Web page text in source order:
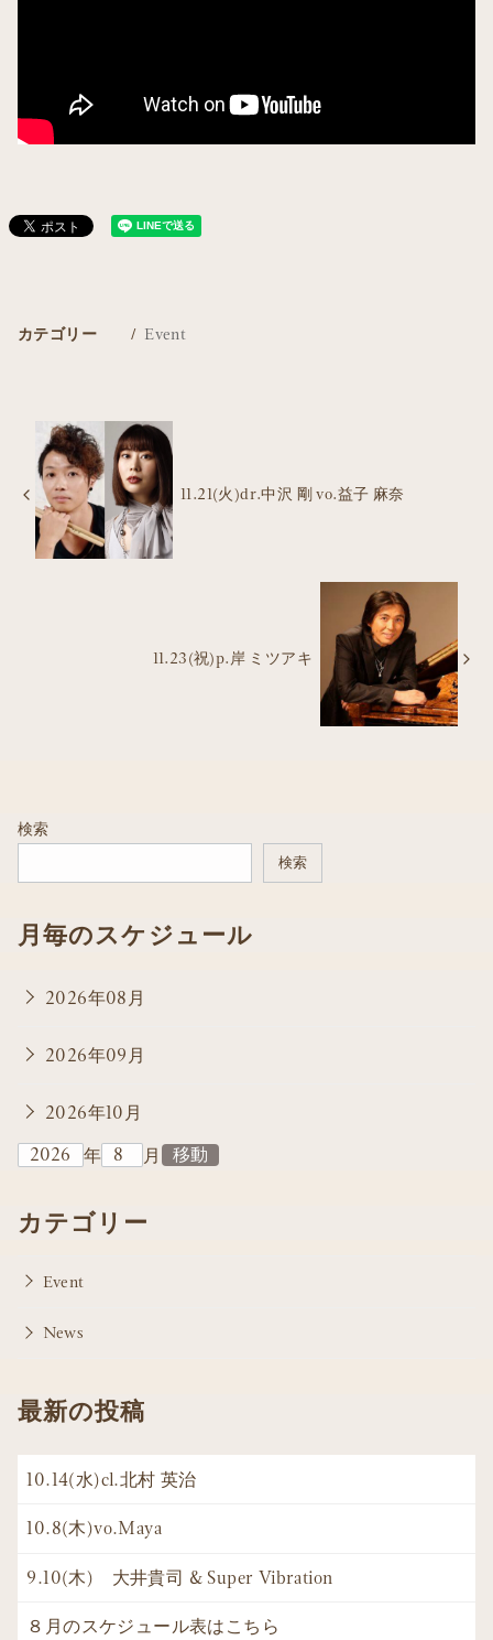
カテゴリー Event
11.21(火)dr.中沢 剛 vo.益子 麻奈
11.23(祝)p.岸 ミツアキ
検索
検索
月毎のスケジュール
2026年08月
2026年09月
2026年10月
年
月
カテゴリー
Event
News
最新の投稿
10.14(水)cl.北村 英治
10.8(木)vo.Maya
9.10(木) 大井貴司 & Super Vibration
８月のスケジュール表はこちら